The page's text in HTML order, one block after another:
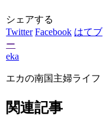
シェアする
Twitter Facebook はてブ
ー
eka
エカの南国主婦ライフ
関連記事